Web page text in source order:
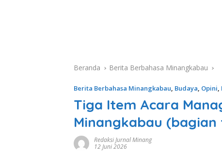
Beranda Berita Berbahasa Minangkabau
Berita Berbahasa Minangkabau, Budaya, Opini,
Tiga Item Acara
Minangkabau
Redaksi Jurnal Minang
12 Juni 2026